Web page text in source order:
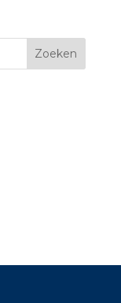
Zoeken